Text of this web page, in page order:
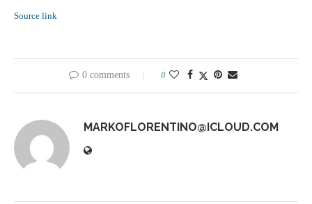
Source link
0 comments 0
MARKOFLORENTINO@ICLOUD.COM